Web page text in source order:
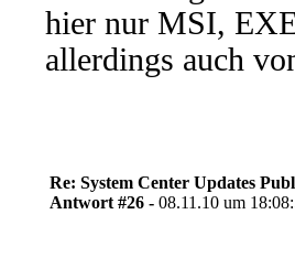
hier nur MSI,
allerdings auch
Re: System Center Updates
Antwort #26 - 08.11.10 um